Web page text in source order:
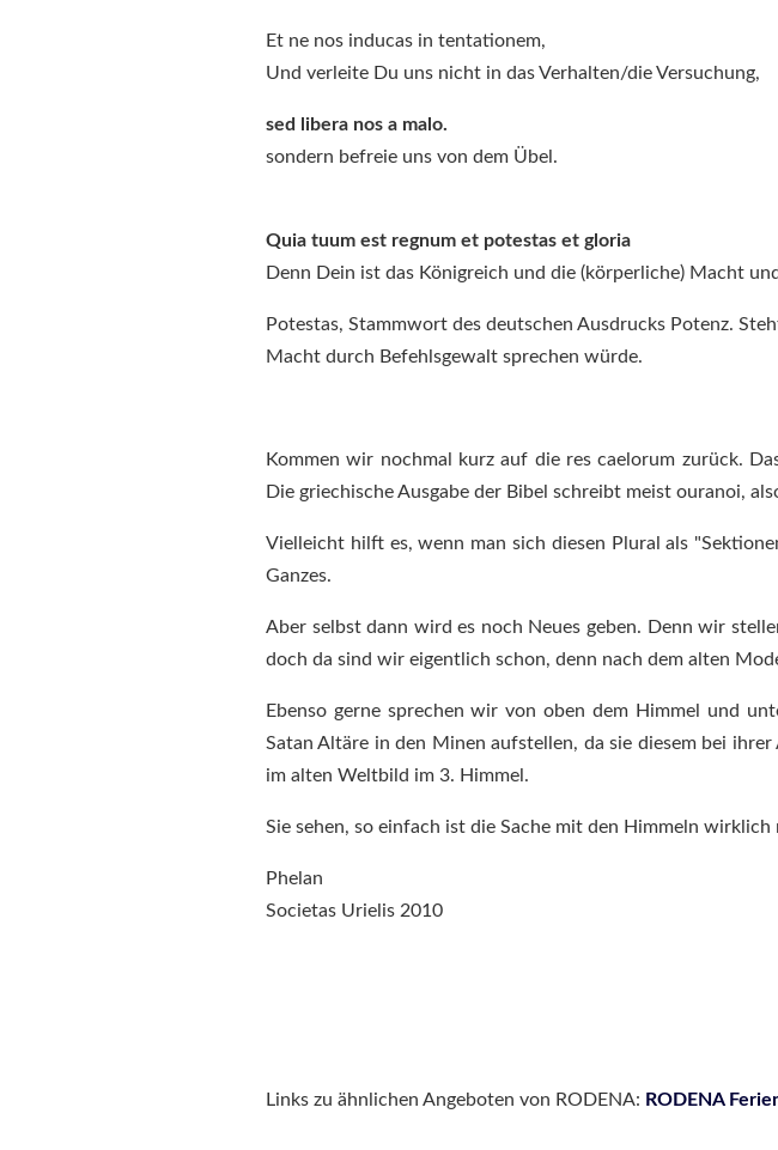
Et ne nos inducas in tentationem,
Und verleite Du uns nicht in das Verhalten/die Versuchung,
sed libera nos a malo.
sondern befreie uns von dem Übel.
Quia tuum est regnum et potestas et gloria
Denn Dein ist das Königreich und die (körperliche) Macht
Potestas, Stammwort des deutschen Ausdrucks Potenz.
Macht durch Befehlsgewalt sprechen würde.
Kommen wir nochmal kurz auf die res caelorum zurück.
Die griechische Ausgabe der Bibel schreibt meist ouranoi,
Vielleicht hilft es, wenn man sich diesen Plural als
Ganzes.
Aber selbst dann wird es noch Neues geben. Denn wir
doch da sind wir eigentlich schon, denn nach dem alten
Ebenso gerne sprechen wir von oben dem Himmel und
Satan Altäre in den Minen aufstellen, da sie diesem bei
im alten Weltbild im 3. Himmel.
Sie sehen, so einfach ist die Sache mit den Himmeln wirklich
Phelan
Societas Urielis 2010
Links zu ähnlichen Angeboten von RODENA: RODENA